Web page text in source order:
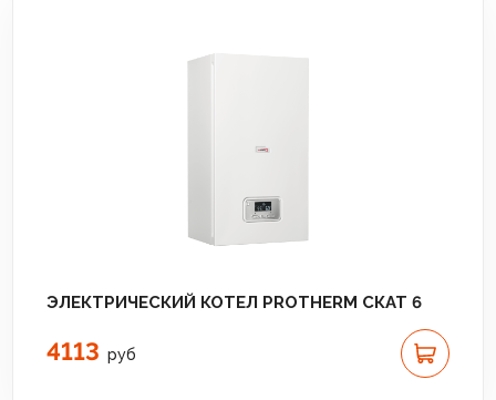
ЭЛЕКТРИЧЕСКИЙ КОТЕЛ PROTHERM СКАТ 6
4113 руб